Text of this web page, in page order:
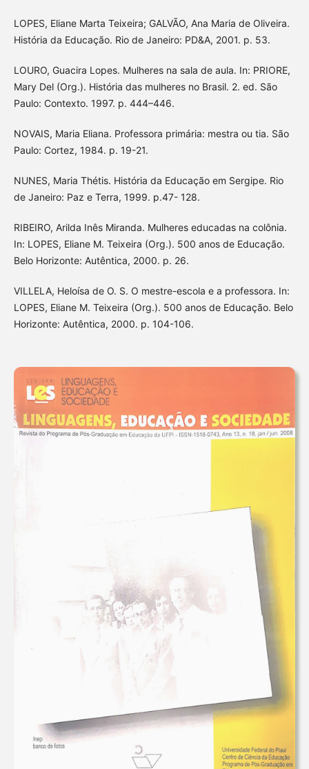
LOPES, Eliane Marta Teixeira; GALVÃO, Ana Maria de Oliveira.
História da Educação. Rio de Janeiro: PD&A, 2001. p. 53.
LOURO, Guacira Lopes. Mulheres na sala de aula. In: PRIORE,
Mary Del (Org.). História das mulheres no Brasil. 2. ed. São
Paulo: Contexto. 1997. p. 444–446.
NOVAIS, Maria Eliana. Professora primária: mestra ou tia. São
Paulo: Cortez, 1984. p. 19-21.
NUNES, Maria Thétis. História da Educação em Sergipe. Rio
de Janeiro: Paz e Terra, 1999. p.47- 128.
RIBEIRO, Arilda Inês Miranda. Mulheres educadas na colônia.
In: LOPES, Eliane M. Teixeira (Org.). 500 anos de Educação.
Belo Horizonte: Autêntica, 2000. p. 26.
VILLELA, Heloísa de O. S. O mestre-escola e a professora. In:
LOPES, Eliane M. Teixeira (Org.). 500 anos de Educação. Belo
Horizonte: Autêntica, 2000. p. 104-106.